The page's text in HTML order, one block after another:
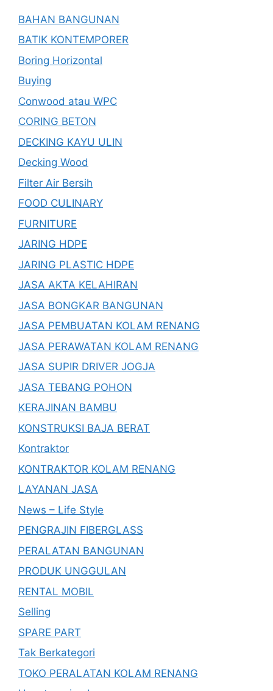
BAHAN BANGUNAN
BATIK KONTEMPORER
Boring Horizontal
Buying
Conwood atau WPC
CORING BETON
DECKING KAYU ULIN
Decking Wood
Filter Air Bersih
FOOD CULINARY
FURNITURE
JARING HDPE
JARING PLASTIC HDPE
JASA AKTA KELAHIRAN
JASA BONGKAR BANGUNAN
JASA PEMBUATAN KOLAM RENANG
JASA PERAWATAN KOLAM RENANG
JASA SUPIR DRIVER JOGJA
JASA TEBANG POHON
KERAJINAN BAMBU
KONSTRUKSI BAJA BERAT
Kontraktor
KONTRAKTOR KOLAM RENANG
LAYANAN JASA
News – Life Style
PENGRAJIN FIBERGLASS
PERALATAN BANGUNAN
PRODUK UNGGULAN
RENTAL MOBIL
Selling
SPARE PART
Tak Berkategori
TOKO PERALATAN KOLAM RENANG